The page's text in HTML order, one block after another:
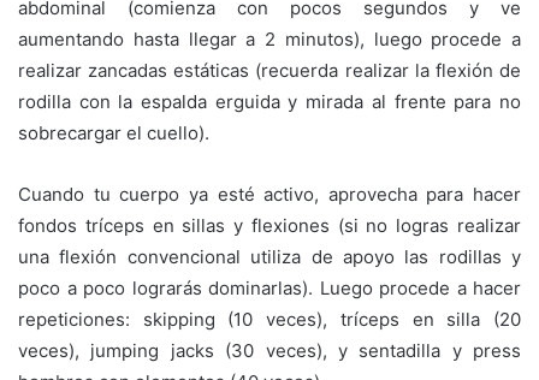
abdominal (comienza con pocos segundos y ve
aumentando hasta llegar a 2 minutos), luego procede a
realizar zancadas estáticas (recuerda realizar la flexión de
rodilla con la espalda erguida y mirada al frente para no
sobrecargar el cuello).
Cuando tu cuerpo ya esté activo, aprovecha para hacer
fondos tríceps en sillas y flexiones (si no logras realizar
una flexión convencional utiliza de apoyo las rodillas y
poco a poco lograrás dominarlas). Luego procede a hacer
repeticiones: skipping (10 veces), tríceps en silla (20
veces), jumping jacks (30 veces), y sentadilla y press